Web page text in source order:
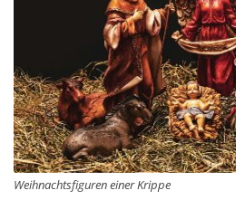
Weihnachtsfiguren einer Krippe